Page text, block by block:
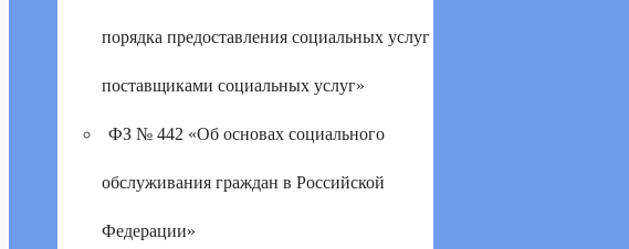
порядка предоставления социальных услуг
поставщиками социальных услуг»
ФЗ № 442 «Об основах социального
обслуживания граждан в Российской
Федерации»